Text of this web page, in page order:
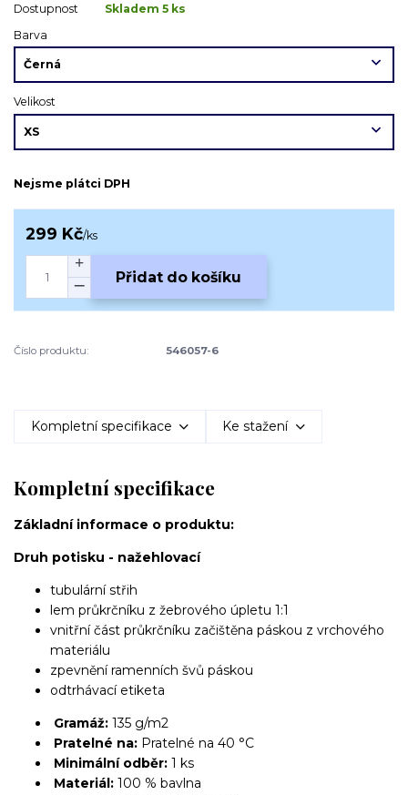
Dostupnost
Skladem 5 ks
Barva
Velikost
Nejsme plátci DPH
299 Kč/ks
Přidat do košíku
Číslo produktu: 546057-6
Kompletní specifikace Ke stažení
Kompletní specifikace
Základní informace o produktu:
Druh potisku - nažehlovací
tubulární střih
lem průkrčníku z žebrového úpletu 1:1
vnitřní část průkrčníku začištěna páskou z vrchového
materiálu
zpevnění ramenních švů páskou
odtrhávací etiketa
Gramáž: 135 g/m2
Pratelné na: Pratelné na 40 °C
Minimální odběr: 1 ks
Materiál: 100 % bavlna